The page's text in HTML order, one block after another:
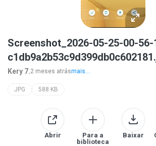
Screenshot_2026-05-25-00-56-
Kery 7.2 meses atrásmais...
JPG 588 KB
Abrir
Para a
biblioteca
Baixar